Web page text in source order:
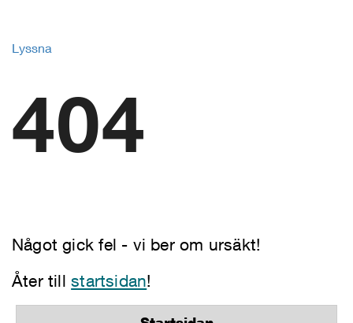
Lyssna
404
Något gick fel - vi ber om ursäkt!
Åter tillstartsidan!